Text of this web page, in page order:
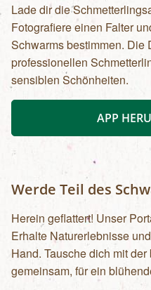
Lade dir die
Fotografiere einen Falter
Schwarms bestimmen. Die
professionellen
sensiblen Schönheiten.
APP
Werde Teil des
Herein geflattert! Unser
Erhalte Naturerlebnisse
Hand. Tausche dich mit
gemeinsam, für ein